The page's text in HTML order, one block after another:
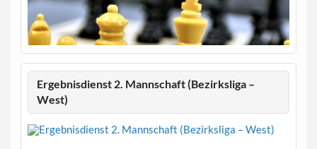
Ergebnisdienst 2. Mannschaft (Bezirksliga –
West)